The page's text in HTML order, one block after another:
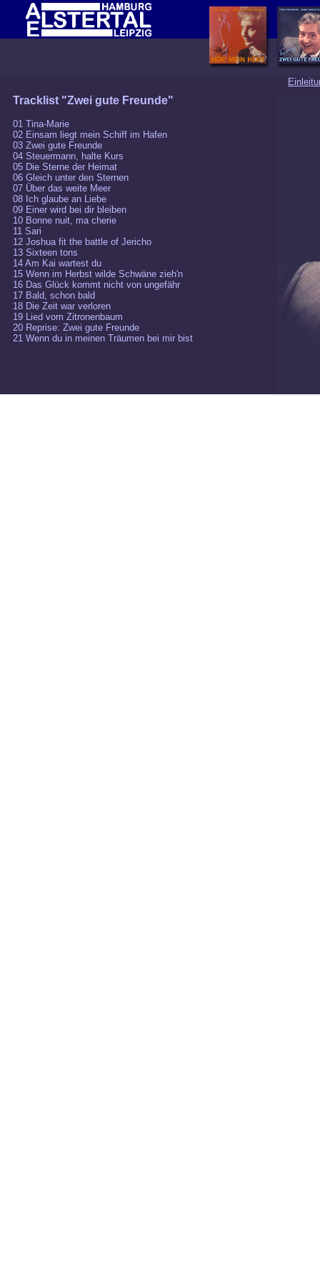
Tracklist "Zwei gute Freunde"
01 Tina-Marie
02 Einsam liegt mein Schiff im Hafen
03 Zwei gute Freunde
04 Steuermann, halte Kurs
05 Die Sterne der Heimat
06 Gleich unter den Sternen
07 Über das weite Meer
08 Ich glaube an Liebe
09 Einer wird bei dir bleiben
10 Bonne nuit, ma cherie
11 Sari
12 Joshua fit the battle of Jericho
13 Sixteen tons
14 Am Kai wartest du
15 Wenn im Herbst wilde Schwäne zieh'n
16 Das Glück kommt nicht von ungefähr
17 Bald, schon bald
18 Die Zeit war verloren
19 Lied vom Zitronenbaum
20 Reprise: Zwei gute Freunde
21 Wenn du in meinen Träumen bei mir bist